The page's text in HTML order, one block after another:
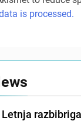
is processed.
Letnja